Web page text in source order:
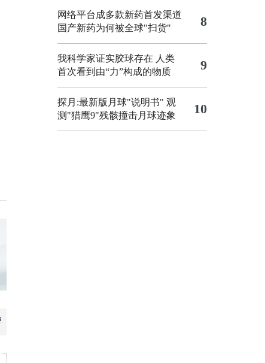
网络平台成多款新药首发渠道
国产新药为何被全球"扫货"
8
我科学家证实胶球存在 人类
首次看到由“力”构成的物质
9
探月:最新版月球"说明书" 观
测"猎鹰9"残骸撞击月球迹象
10